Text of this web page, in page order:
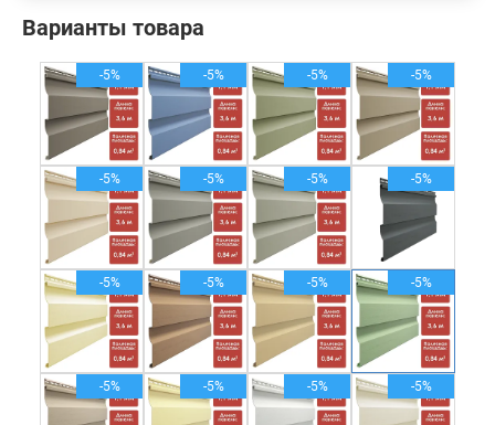
Варианты товара
-5% -5% -5% -5%
-5% -5% -5% -5%
-5% -5% -5% -5%
-5% -5% -5% -5%